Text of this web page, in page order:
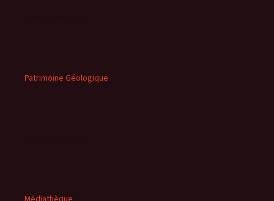
Patrimoine Géologique
Médiathèque